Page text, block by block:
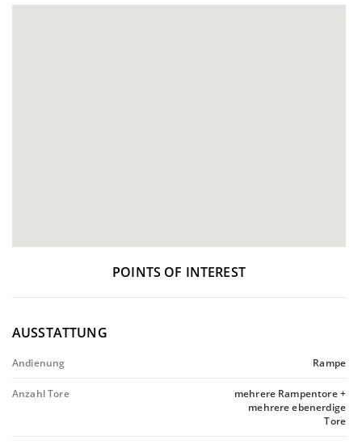
POINTS OF INTEREST
AUSSTATTUNG
Andienung Rampe
Anzahl Tore
mehrere Rampentore +
mehrere ebenerdige
Tore